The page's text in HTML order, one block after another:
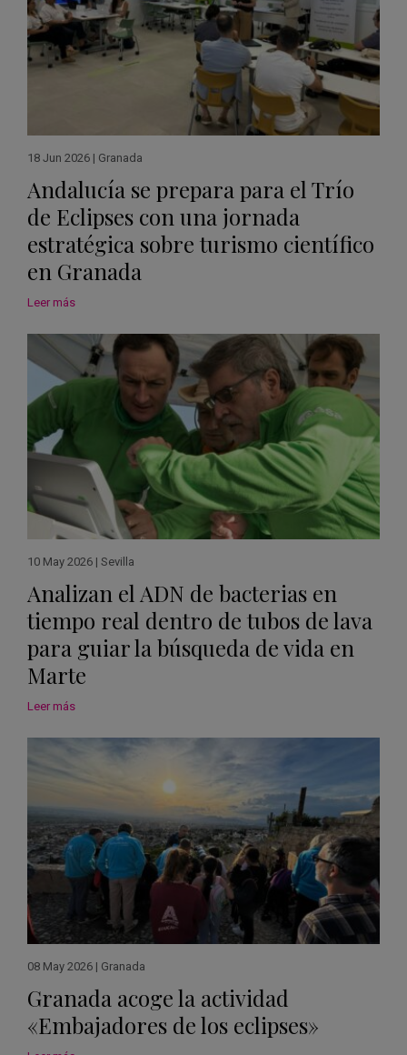
18 Jun 2026 | Granada
Andalucía se prepara para el Trío
de Eclipses con una jornada
estratégica sobre turismo científico
en Granada
Leer más
10 May 2026 | Sevilla
Analizan el ADN de bacterias en
tiempo real dentro de tubos de lava
para guiar la búsqueda de vida en
Marte
Leer más
08 May 2026 | Granada
Granada acoge la actividad
«Embajadores de los eclipses»